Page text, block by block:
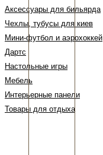
Аксессуары для бильярда
Чехлы, тубусы для киев
Мини-футбол и аэрохоккей
Дартс
Настольные игры
Мебель
Интерьерные панели
Товары для отдыха